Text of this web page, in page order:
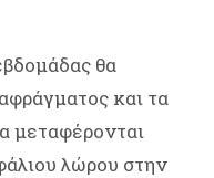
θα
και τα
μεταφέρονται
λώρου στην